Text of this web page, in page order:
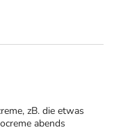
zB. die etwas
abends